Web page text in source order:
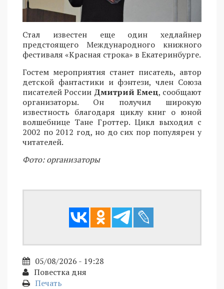
Стал известен еще один хедлайнер
предстоящего Международного книжного
фестиваля «Красная строка» в Екатеринбурге.
Гостем мероприятия станет писатель, автор
детской фантастики и фэнтези, член Союза
писателей России Дмитрий Емец, сообщают
организаторы. Он получил широкую
известность благодаря циклу книг о юной
волшебнице Тане Гроттер. Цикл выходил с
2002 по 2012 год, но до сих пор популярен у
читателей.
Фото: организаторы
05/08/2026 - 19:28
Повестка дня
Печать